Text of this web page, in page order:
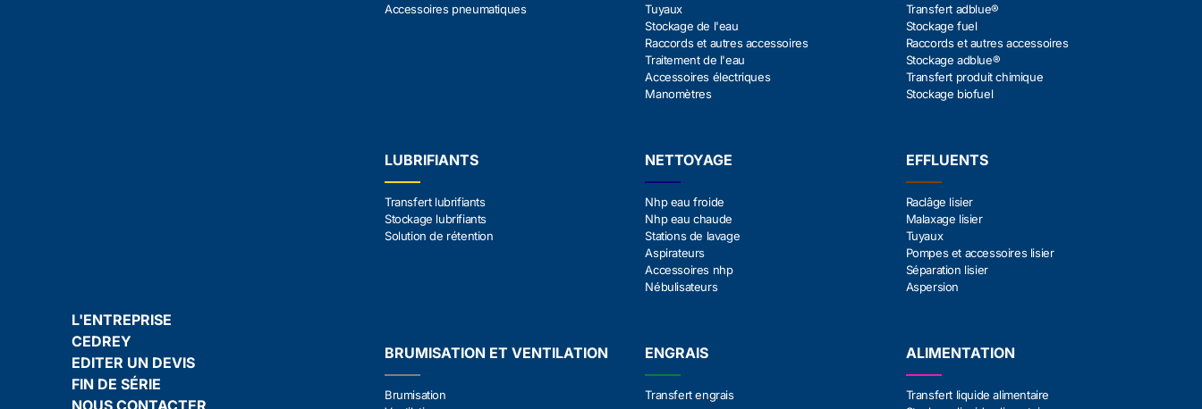
L'ENTREPRISE
CEDREY
EDITER UN DEVIS
FIN DE SÉRIE
NOUS CONTACTER
Accessoires pneumatiques
Tuyaux
Stockage de l'eau
Raccords et autres accessoires
Traitement de l'eau
Accessoires électriques
Manomètres
Transfert adblue®
Stockage fuel
Raccords et autres accessoires
Stockage adblue®
Transfert produit chimique
Stockage biofuel
LUBRIFIANTS
Transfert lubrifiants
Stockage lubrifiants
Solution de rétention
NETTOYAGE
Nhp eau froide
Nhp eau chaude
Stations de lavage
Aspirateurs
Accessoires nhp
Nébulisateurs
EFFLUENTS
Raclâge lisier
Malaxage lisier
Tuyaux
Pompes et accessoires lisier
Séparation lisier
Aspersion
BRUMISATION ET VENTILATION
Brumisation
ENGRAIS
Transfert engrais
ALIMENTATION
Transfert liquide alimentaire